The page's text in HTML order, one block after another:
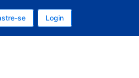
Português (Brasil)
se Login